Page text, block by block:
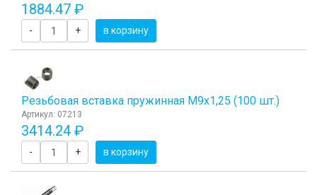
1884.47 ₽
- + в корзину
Резьбовая вставка пружинная M9x1,25 (100 шт.)
Артикул: 07213
3414.24 ₽
- + в корзину